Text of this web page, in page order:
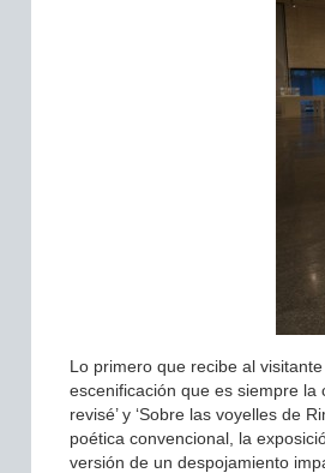
Lo primero que recibe al
escenificación que es siempre
revisé’ y ‘Sobre las voyelles de
poética convencional, la
versión de un despojamiento